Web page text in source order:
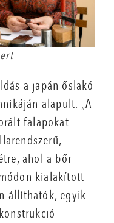
a japán őslakó
alapult. „A
falapokat
ahol a bőr
kialakított
állíthatók, egyik